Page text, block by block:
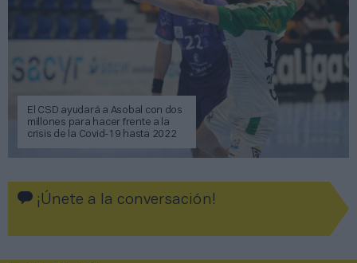
El CSD ayudará a Asobal con dos
millones para hacer frente a la
crisis de la Covid-19 hasta 2022
¡Únete a la conversación!